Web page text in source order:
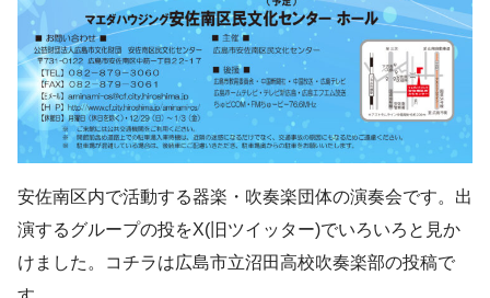
安佐南区内で活動する器楽・吹奏楽団体の演奏会です。出
演するグループの投をX(旧ツイッター)でいろいろと見か
けました。コチラは広島市立沼田高校吹奏楽部の投稿で